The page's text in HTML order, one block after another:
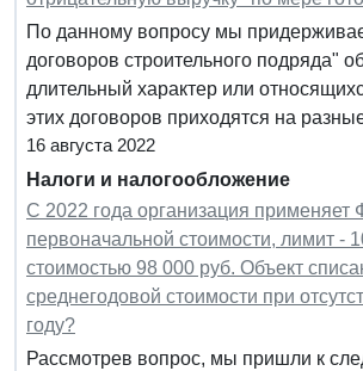
По данному вопросу мы
договоров строительного подряда"
длительный характер или
этих договоров приходятся на
16 августа 2022
Налоги и налогообложение
С 2022 года организация
первоначальной стоимости, лимит -
стоимостью 98 000 руб. Объект
среднегодовой стоимости при
году?
Рассмотрев вопрос, мы пришли к